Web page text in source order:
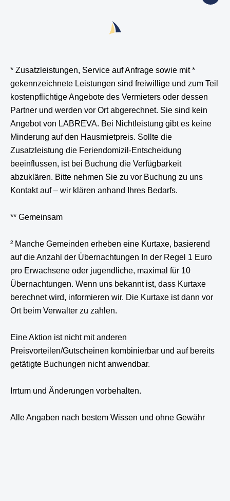
* Zusatzleistungen, Service auf Anfrage sowie mit *
gekennzeichnete Leistungen sind freiwillige und zum Teil
kostenpflichtige Angebote des Vermieters oder dessen
Partner und werden vor Ort abgerechnet. Sie sind kein
Angebot von LABREVA. Bei Nichtleistung gibt es keine
Minderung auf den Hausmietpreis. Sollte die
Zusatzleistung die Feriendomizil-Entscheidung
beeinflussen, ist bei Buchung die Verfügbarkeit
abzuklären. Bitte nehmen Sie zu vor Buchung zu uns
Kontakt auf – wir klären anhand Ihres Bedarfs.
** Gemeinsam
² Manche Gemeinden erheben eine Kurtaxe, basierend
auf die Anzahl der Übernachtungen In der Regel 1 Euro
pro Erwachsene oder jugendliche, maximal für 10
Übernachtungen. Wenn uns bekannt ist, dass Kurtaxe
berechnet wird, informieren wir. Die Kurtaxe ist dann vor
Ort beim Verwalter zu zahlen.
Eine Aktion ist nicht mit anderen
Preisvorteilen/Gutscheinen kombinierbar und auf bereits
getätigte Buchungen nicht anwendbar.
Irrtum und Änderungen vorbehalten.
Alle Angaben nach bestem Wissen und ohne Gewähr